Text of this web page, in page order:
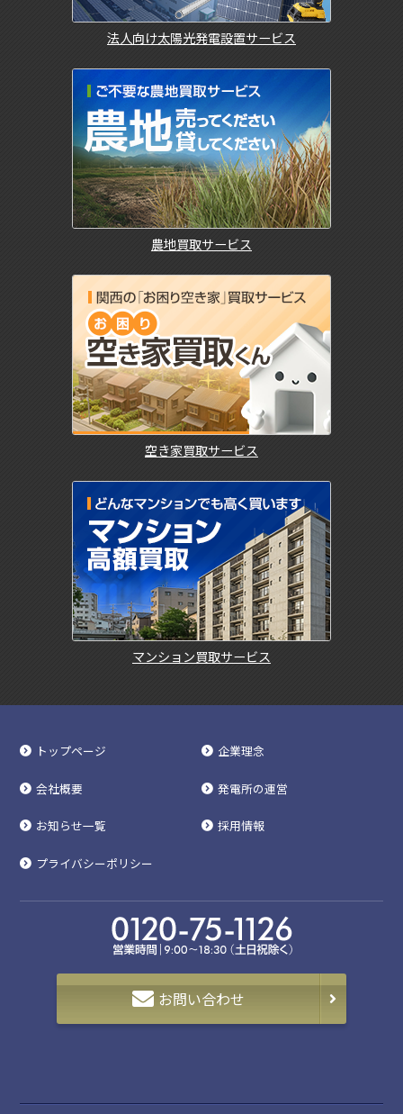
法人向け太陽光発電設置サービス
農地買取サービス
空き家買取サービス
マンション買取サービス
トップページ 企業理念
会社概要 発電所の運営
お知らせ一覧 採用情報
プライバシーポリシー
お問い合わせ